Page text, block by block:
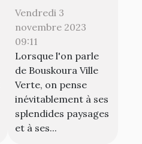
culturelle à
Bouskoura Ville
Verte pour les
expatriés
Vendredi 3
novembre 2023
09:11
Lorsque l'on parle
de Bouskoura Ville
Verte, on pense
inévitablement à ses
splendides paysages
et à ses...